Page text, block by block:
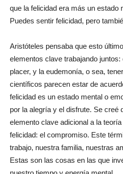
que la felicidad era más un estado
Puedes sentir felicidad, pero
Aristóteles pensaba que esto
elementos clave trabajando
placer, y la eudemonía, o sea,
científicos parecen estar de
felicidad es un estado mental o
por la alegría y el disfrute. Se creé
elemento clave adicional a la
felicidad: el compromiso. Este
trabajo, nuestra familia, nuestras
Estas son las cosas en las que